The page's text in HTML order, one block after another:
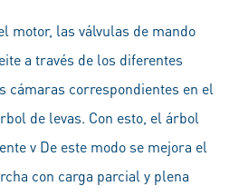
motor, las válvulas de mando
a través de los diferentes
cámaras correspondientes en el
de levas. Con esto, el árbol
v De este modo se mejora el
con carga parcial y plena